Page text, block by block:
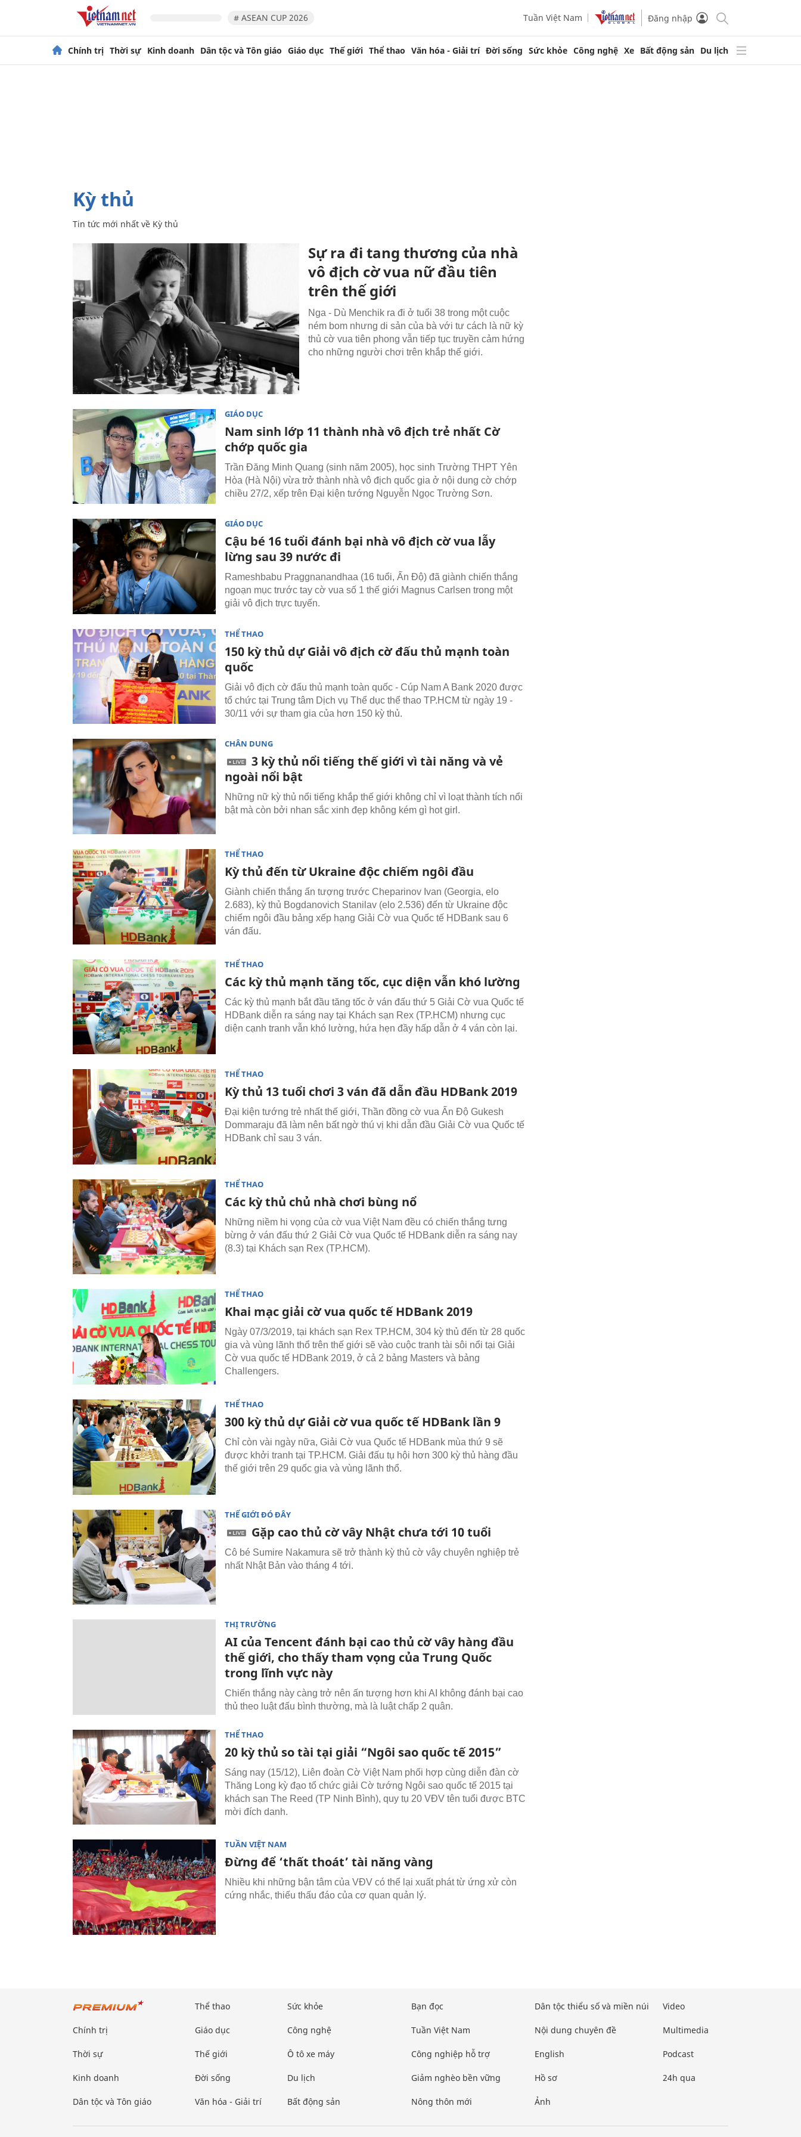
# ASEAN CUP 2026 Tuần Việt Nam Đăng nhập
Chính trị Thời sự Kinh doanh Dân tộc và Tôn giáo Giáo dục Thế giới Thể thao Văn hóa - Giải trí Đời sống Sức khỏe Công nghệ Xe Bất động sản Du lịch
Kỳ thủ
Tin tức mới nhất về Kỳ thủ
Sự ra đi tang thương của nhà
vô địch cờ vua nữ đầu tiên
trên thế giới
Nga - Dù Menchik ra đi ở tuổi 38 trong một cuộc
ném bom nhưng di sản của bà với tư cách là nữ kỳ
thủ cờ vua tiên phong vẫn tiếp tục truyền cảm hứng
cho những người chơi trên khắp thế giới.
GIÁO DỤC
Nam sinh lớp 11 thành nhà vô địch trẻ nhất Cờ
chớp quốc gia
Trần Đăng Minh Quang (sinh năm 2005), học sinh Trường THPT Yên
Hòa (Hà Nội) vừa trở thành nhà vô địch quốc gia ở nội dung cờ chớp
chiều 27/2, xếp trên Đại kiện tướng Nguyễn Ngọc Trường Sơn.
GIÁO DỤC
Cậu bé 16 tuổi đánh bại nhà vô địch cờ vua lẫy
lừng sau 39 nước đi
Rameshbabu Praggnanandhaa (16 tuổi, Ấn Độ) đã giành chiến thắng
ngoạn mục trước tay cờ vua số 1 thế giới Magnus Carlsen trong một
giải vô địch trực tuyến.
THỂ THAO
150 kỳ thủ dự Giải vô địch cờ đấu thủ mạnh toàn
quốc
Giải vô địch cờ đấu thủ mạnh toàn quốc - Cúp Nam A Bank 2020 được
tổ chức tại Trung tâm Dịch vụ Thể dục thể thao TP.HCM từ ngày 19 -
30/11 với sự tham gia của hơn 150 kỳ thủ.
CHÂN DUNG
3 kỳ thủ nổi tiếng thế giới vì tài năng và vẻ
ngoài nổi bật
Những nữ kỳ thủ nổi tiếng khắp thế giới không chỉ vì loạt thành tích nổi
bật mà còn bởi nhan sắc xinh đẹp không kém gì hot girl.
THỂ THAO
Kỳ thủ đến từ Ukraine độc chiếm ngôi đầu
Giành chiến thắng ấn tượng trước Cheparinov Ivan (Georgia, elo
2.683), kỳ thủ Bogdanovich Stanilav (elo 2.536) đến từ Ukraine độc
chiếm ngôi đầu bảng xếp hạng Giải Cờ vua Quốc tế HDBank sau 6
ván đấu.
THỂ THAO
Các kỳ thủ mạnh tăng tốc, cục diện vẫn khó lường
Các kỳ thủ mạnh bắt đầu tăng tốc ở ván đấu thứ 5 Giải Cờ vua Quốc tế
HDBank diễn ra sáng nay tại Khách sạn Rex (TP.HCM) nhưng cục
diện cạnh tranh vẫn khó lường, hứa hẹn đầy hấp dẫn ở 4 ván còn lại.
THỂ THAO
Kỳ thủ 13 tuổi chơi 3 ván đã dẫn đầu HDBank 2019
Đại kiện tướng trẻ nhất thế giới, Thần đồng cờ vua Ấn Độ Gukesh
Dommaraju đã làm nên bất ngờ thú vị khi dẫn đầu Giải Cờ vua Quốc tế
HDBank chỉ sau 3 ván.
THỂ THAO
Các kỳ thủ chủ nhà chơi bùng nổ
Những niềm hi vọng của cờ vua Việt Nam đều có chiến thắng tưng
bừng ở ván đấu thứ 2 Giải Cờ vua Quốc tế HDBank diễn ra sáng nay
(8.3) tại Khách sạn Rex (TP.HCM).
THỂ THAO
Khai mạc giải cờ vua quốc tế HDBank 2019
Ngày 07/3/2019, tại khách sạn Rex TP.HCM, 304 kỳ thủ đến từ 28 quốc
gia và vùng lãnh thổ trên thế giới sẽ vào cuộc tranh tài sôi nổi tại Giải
Cờ vua quốc tế HDBank 2019, ở cả 2 bảng Masters và bảng
Challengers.
THỂ THAO
300 kỳ thủ dự Giải cờ vua quốc tế HDBank lần 9
Chỉ còn vài ngày nữa, Giải Cờ vua Quốc tế HDBank mùa thứ 9 sẽ
được khởi tranh tại TP.HCM. Giải đấu tụ hội hơn 300 kỳ thủ hàng đầu
thế giới trên 29 quốc gia và vùng lãnh thổ.
THẾ GIỚI ĐÓ ĐÂY
Gặp cao thủ cờ vây Nhật chưa tới 10 tuổi
Cô bé Sumire Nakamura sẽ trở thành kỳ thủ cờ vây chuyên nghiệp trẻ
nhất Nhật Bản vào tháng 4 tới.
THỊ TRƯỜNG
AI của Tencent đánh bại cao thủ cờ vây hàng đầu
thế giới, cho thấy tham vọng của Trung Quốc
trong lĩnh vực này
Chiến thắng này càng trở nên ấn tượng hơn khi AI không đánh bại cao
thủ theo luật đấu bình thường, mà là luật chấp 2 quân.
THỂ THAO
20 kỳ thủ so tài tại giải “Ngôi sao quốc tế 2015”
Sáng nay (15/12), Liên đoàn Cờ Việt Nam phối hợp cùng diễn đàn cờ
Thăng Long kỳ đạo tổ chức giải Cờ tướng Ngôi sao quốc tế 2015 tại
khách sạn The Reed (TP Ninh Bình), quy tụ 20 VĐV tên tuổi được BTC
mời đích danh.
TUẦN VIỆT NAM
Đừng để ‘thất thoát’ tài năng vàng
Nhiều khi những bận tâm của VĐV có thể lại xuất phát từ ứng xử còn
cứng nhắc, thiếu thấu đáo của cơ quan quản lý.
Chính trị
Thời sự
Kinh doanh
Dân tộc và Tôn giáo
Thể thao
Giáo dục
Thế giới
Đời sống
Văn hóa - Giải trí
Sức khỏe
Công nghệ
Ô tô xe máy
Du lịch
Bất động sản
Bạn đọc
Tuần Việt Nam
Công nghiệp hỗ trợ
Giảm nghèo bền vững
Nông thôn mới
Dân tộc thiểu số và miền núi
Nội dung chuyên đề
English
Hồ sơ
Ảnh
Video
Multimedia
Podcast
24h qua